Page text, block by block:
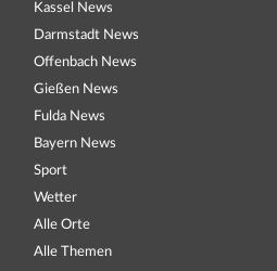
Kassel News
Darmstadt News
Offenbach News
Gießen News
Fulda News
Bayern News
Sport
Wetter
Alle Orte
Alle Themen